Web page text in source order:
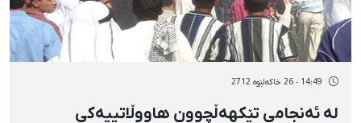
14:49 - 26 خاکەلێوه 2712
لە ئەنجامی تێكهەڵچوون هاووڵاتییەكی